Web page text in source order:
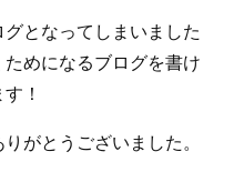
となってしまいました
めになるブログを書け
！
がとうございました。